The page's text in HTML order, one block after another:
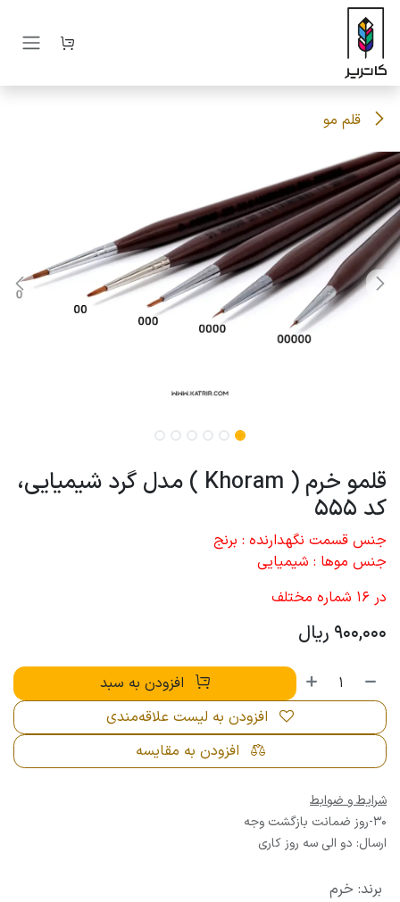
صرف نظر و مشاهده محتوا
قلم مو
قلمو خرم ( Khoram ) مدل گرد شیمیایی،
کد 555
جنس قسمت نگهدارنده : برنج
جنس موها : شیمیایی
در 16 شماره مختلف
900,000 ریال
افزودن به سبد
افزودن به مقایسه
افزودن به لیست علاقه‌مندی
شرایط و ضوابط
30-روز ضمانت بازگشت وجه
ارسال: دو الی سه روز کاری
برند: خرم